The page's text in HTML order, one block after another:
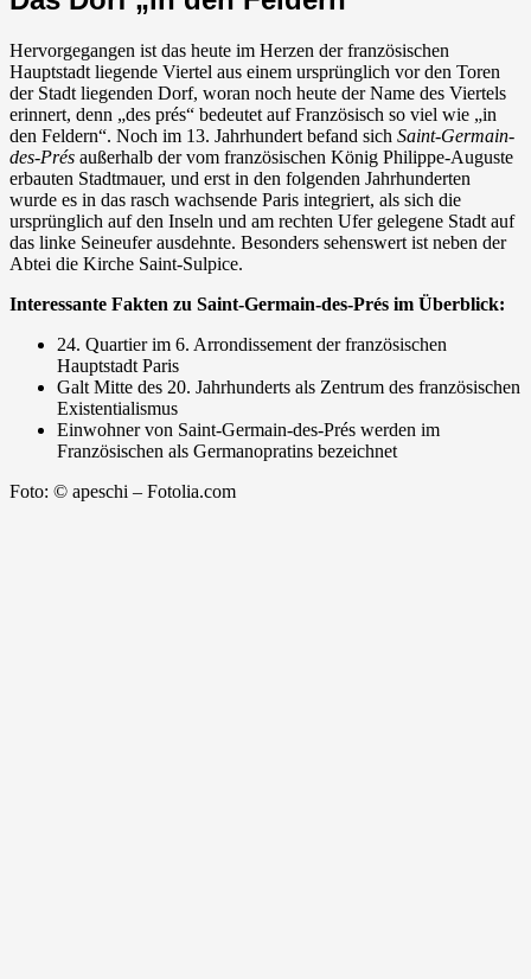
Hervorgegangen ist das heute im Herzen der französischen
Hauptstadt liegende Viertel aus einem ursprünglich vor den Toren
der Stadt liegenden Dorf, woran noch heute der Name des Viertels
erinnert, denn „des prés“ bedeutet auf Französisch so viel wie „in
den Feldern“. Noch im 13. Jahrhundert befand sich Saint-Germain-
des-Prés außerhalb der vom französischen König Philippe-Auguste
erbauten Stadtmauer, und erst in den folgenden Jahrhunderten
wurde es in das rasch wachsende Paris integriert, als sich die
ursprünglich auf den Inseln und am rechten Ufer gelegene Stadt auf
das linke Seineufer ausdehnte. Besonders sehenswert ist neben der
Abtei die Kirche Saint-Sulpice.
Interessante Fakten zu Saint-Germain-des-Prés im Überblick:
24. Quartier im 6. Arrondissement der französischen
Hauptstadt Paris
Galt Mitte des 20. Jahrhunderts als Zentrum des französischen
Existentialismus
Einwohner von Saint-Germain-des-Prés werden im
Französischen als Germanopratins bezeichnet
Foto: © apeschi – Fotolia.com